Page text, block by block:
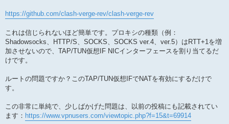
https://github.com/clash-verge-rev/clash-verge-rev
これは信じられないほど簡単です。プロキシの種類（例：
Shadowsocks、HTTP/S、SOCKS、SOCKS ver.4、ver.5）はRTT+1を増
加させないので、TAP/TUN仮想IF NICインターフェースを割り当てるだ
けです。
ルートの問題ですか？このTAP/TUN仮想IFでNATを有効にするだけで
す。
この非常に単純で、少しばかげた問題は、以前の投稿にも記載されてい
ます： https://www.vpnusers.com/viewtopic.php?f=15&t=69914